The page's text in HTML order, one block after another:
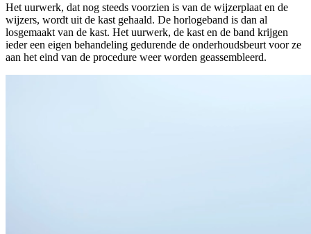
Het uurwerk, dat nog steeds voorzien is van de wijzerplaat en de
wijzers, wordt uit de kast gehaald. De horlogeband is dan al
losgemaakt van de kast. Het uurwerk, de kast en de band krijgen
ieder een eigen behandeling gedurende de onderhoudsbeurt voor ze
aan het eind van de procedure weer worden geassembleerd.